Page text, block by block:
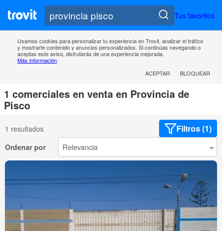
Tus favoritos
Usamos cookies para personalizar tu experiencia en Trovit, analizar el tráfico
y mostrarte contenido y anuncios personalizados. Si continúas navegando o
aceptas este aviso, disfrutarás de una experiencia mejorada.
Más información
ACEPTAR
BLOQUEAR
1 comerciales en venta en Provincia de
Pisco
1 resultados Filtros (1)
Ordenar por